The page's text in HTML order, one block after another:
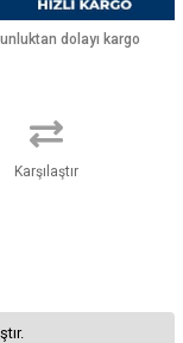
dolayı kargo
Karşılaştır